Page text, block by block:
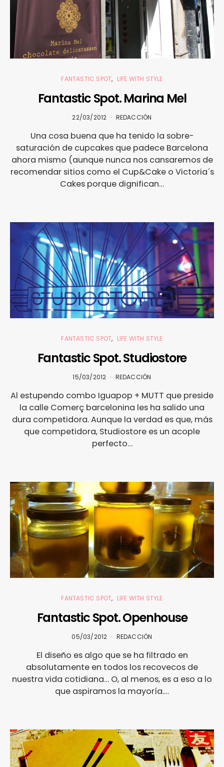
FANTASTIC SPOT LIFE WITH STYLE
Fantastic Spot. Marina Mel
22/03/2012 REDACCIÓN
Una cosa buena que ha tenido la sobre-
saturación de cupcakes que padece Barcelona
ahora mismo (aunque nunca nos cansaremos de
recomendar sitios como el Cup&Cake o Victoria´s
Cakes porque dignifican…
FANTASTIC SPOT LIFE WITH STYLE
Fantastic Spot. Studiostore
15/03/2012 REDACCIÓN
Al estupendo combo Iguapop + MUTT que preside
la calle Comerç barcelonina les ha salido una
dura competidora. Aunque la verdad es que, más
que competidora, Studiostore es un acople
perfecto…
FANTASTIC SPOT LIFE WITH STYLE
Fantastic Spot. Openhouse
05/03/2012 REDACCIÓN
El diseño es algo que se ha filtrado en
absolutamente en todos los recovecos de
nuestra vida cotidiana… O, al menos, es a eso a lo
que aspiramos la mayoría.…